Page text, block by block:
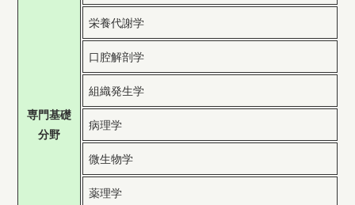
専門基礎
分野
栄養代謝学
口腔解剖学
組織発生学
病理学
微生物学
薬理学